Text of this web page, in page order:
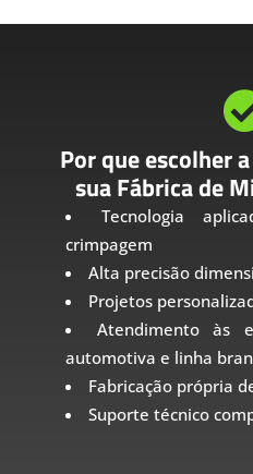
Por que escolher
sua Fábrica de
Tecnologia
crimpagem
Alta precisão
Projetos
Atendimento às
automotiva e linha
Fabricação própria
Suporte técnico